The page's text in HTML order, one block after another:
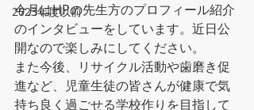
2023年度以前
今月はHPの先生方のプロフィール紹介
のインタビューをしています。近日公
開なので楽しみにしてください。
また今後、リサイクル活動や歯磨き促
進など、児童生徒の皆さんが健康で気
持ち良く過ごせる学校作りを目指して